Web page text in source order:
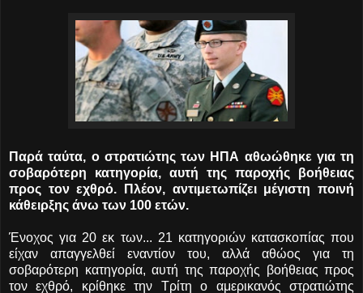
Παρά ταύτα, ο στρατιώτης των ΗΠΑ αθωώθηκε για τη
σοβαρότερη κατηγορία, αυτή της παροχής βοήθειας
προς τον εχθρό. Πλέον, αντιμετωπίζει μέγιστη ποινή
κάθειρξης άνω των 100 ετών.
Ένοχος για 20 εκ των... 21 κατηγοριών κατασκοπίας που
είχαν απαγγελθεί εναντίον του, αλλά αθώος για τη
σοβαρότερη κατηγορία, αυτή της παροχής βοήθειας προς
τον εχθρό, κρίθηκε την Τρίτη ο αμερικανός στρατιώτης